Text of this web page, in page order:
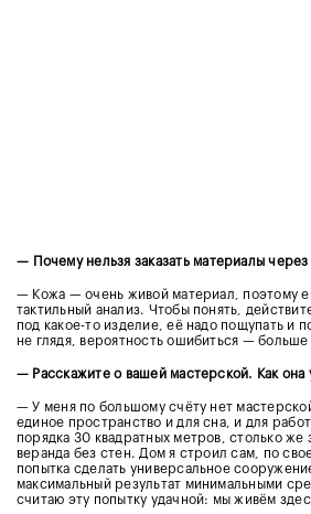
— Почему нельзя заказать материалы
— Кожа — очень живой материал, поэтому
тактильный анализ. Чтобы понять,
под какое-то изделие, её надо пощупать и
не глядя, вероятность ошибиться — больше
— Расскажите о вашей мастерской. Как она
— У меня по большому счёту нет
единое пространство и для сна, и для
порядка 30 квадратных метров, столько же
веранда без стен. Дом я строил сам, по
попытка сделать универсальное
максимальный результат минимальными
считаю эту попытку удачной: мы живём